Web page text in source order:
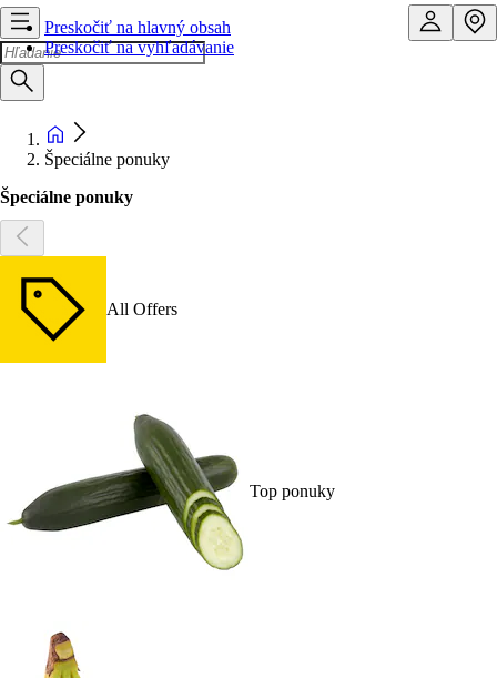
Preskočiť na hlavný obsah
Preskočiť na vyhľadávanie
Špeciálne ponuky
Špeciálne ponuky
All Offers
Top ponuky